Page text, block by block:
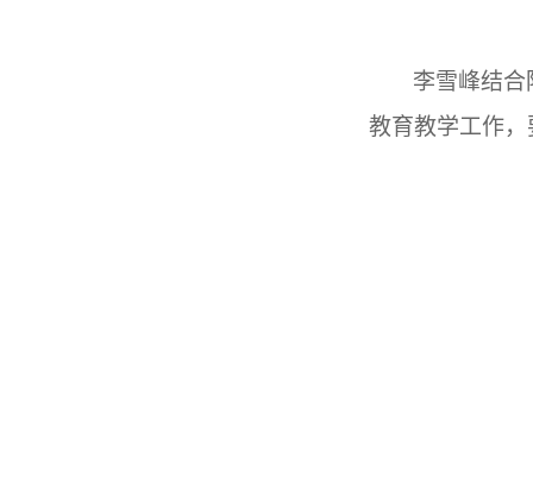
李雪峰结
教育教学工作